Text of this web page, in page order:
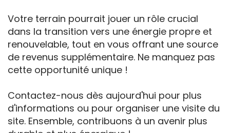
Votre terrain pourrait jouer un rôle crucial
dans la transition vers une énergie propre et
renouvelable, tout en vous offrant une source
de revenus supplémentaire. Ne manquez pas
cette opportunité unique !
Contactez-nous dès aujourd'hui pour plus
d'informations ou pour organiser une visite du
site. Ensemble, contribuons à un avenir plus